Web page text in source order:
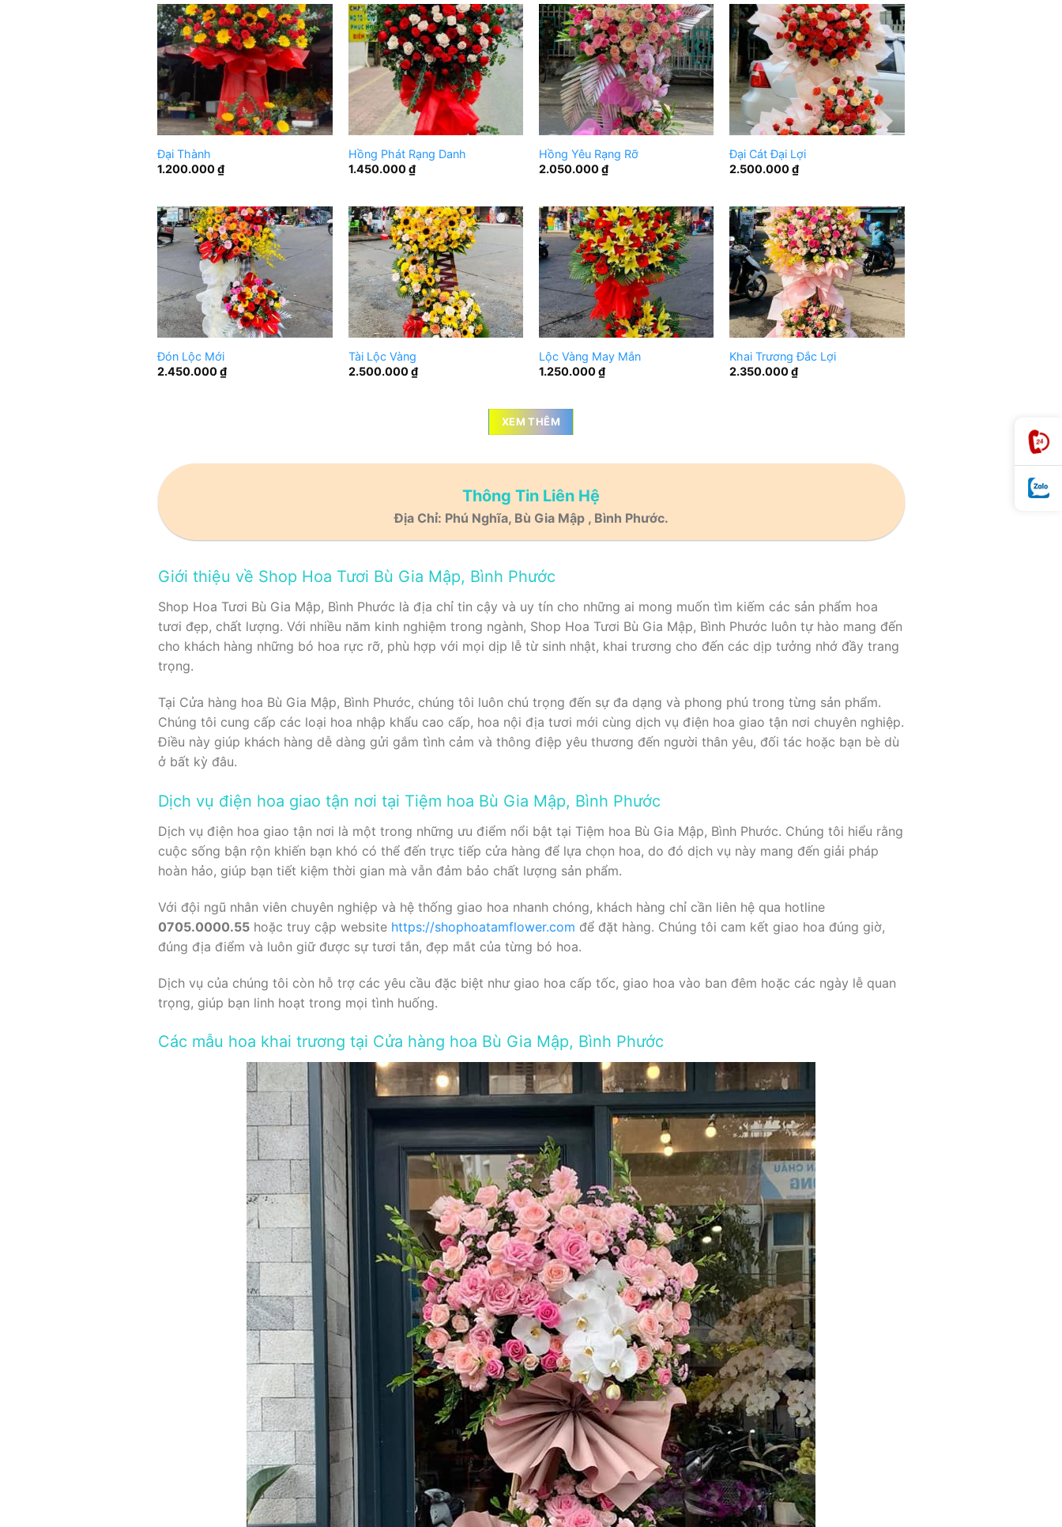
Đại Thành
1.200.000₫
Hồng Phát Rạng Danh
1.450.000₫
Hồng Yêu Rạng Rỡ
2.050.000₫
Đại Cát Đại Lợi
2.500.000₫
Đón Lộc Mới
2.450.000₫
Tài Lộc Vàng
2.500.000₫
Lộc Vàng May Mắn
1.250.000₫
Khai Trương Đắc Lợi
2.350.000₫
XEM THÊM
Thông Tin Liên Hệ
Địa Chỉ: Phú Nghĩa, Bù Gia Mập , Bình Phước.
Giới thiệu về Shop Hoa Tươi Bù Gia Mập, Bình Phước
Shop Hoa Tươi Bù Gia Mập, Bình Phước là địa chỉ tin cậy và uy tín cho những ai mong muốn tìm kiếm các sản phẩm hoa
tươi đẹp, chất lượng. Với nhiều năm kinh nghiệm trong ngành, Shop Hoa Tươi Bù Gia Mập, Bình Phước luôn tự hào mang đến
cho khách hàng những bó hoa rực rỡ, phù hợp với mọi dịp lễ từ sinh nhật, khai trương cho đến các dịp tưởng nhớ đầy trang
trọng.
Tại Cửa hàng hoa Bù Gia Mập, Bình Phước, chúng tôi luôn chú trọng đến sự đa dạng và phong phú trong từng sản phẩm.
Chúng tôi cung cấp các loại hoa nhập khẩu cao cấp, hoa nội địa tươi mới cùng dịch vụ điện hoa giao tận nơi chuyên nghiệp.
Điều này giúp khách hàng dễ dàng gửi gắm tình cảm và thông điệp yêu thương đến người thân yêu, đối tác hoặc bạn bè dù
ở bất kỳ đâu.
Dịch vụ điện hoa giao tận nơi tại Tiệm hoa Bù Gia Mập, Bình Phước
Dịch vụ điện hoa giao tận nơi là một trong những ưu điểm nổi bật tại Tiệm hoa Bù Gia Mập, Bình Phước. Chúng tôi hiểu rằng
cuộc sống bận rộn khiến bạn khó có thể đến trực tiếp cửa hàng để lựa chọn hoa, do đó dịch vụ này mang đến giải pháp
hoàn hảo, giúp bạn tiết kiệm thời gian mà vẫn đảm bảo chất lượng sản phẩm.
Với đội ngũ nhân viên chuyên nghiệp và hệ thống giao hoa nhanh chóng, khách hàng chỉ cần liên hệ qua hotline
0705.0000.55hoặc truy cập website https://shophoatamflower.com để đặt hàng. Chúng tôi cam kết giao hoa đúng giờ,
đúng địa điểm và luôn giữ được sự tươi tắn, đẹp mắt của từng bó hoa.
Dịch vụ của chúng tôi còn hỗ trợ các yêu cầu đặc biệt như giao hoa cấp tốc, giao hoa vào ban đêm hoặc các ngày lễ quan
trọng, giúp bạn linh hoạt trong mọi tình huống.
Các mẫu hoa khai trương tại Cửa hàng hoa Bù Gia Mập, Bình Phước